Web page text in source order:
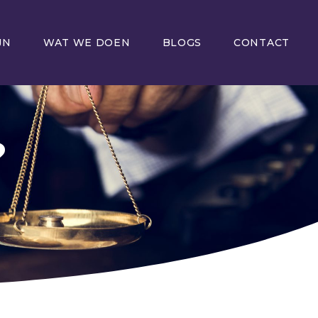
WAT WE DOEN BLOGS CONTACT